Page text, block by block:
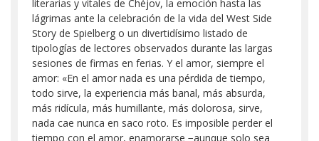
literarias y vitales de Chéjov, la emoción hasta las
lágrimas ante la celebración de la vida del West Side
Story de Spielberg o un divertidísimo listado de
tipologías de lectores observados durante las largas
sesiones de firmas en ferias. Y el amor, siempre el
amor: «En el amor nada es una pérdida de tiempo,
todo sirve, la experiencia más banal, más absurda,
más ridícula, más humillante, más dolorosa, sirve,
nada cae nunca en saco roto. Es imposible perder el
tiempo con el amor, enamorarse −aunque solo sea